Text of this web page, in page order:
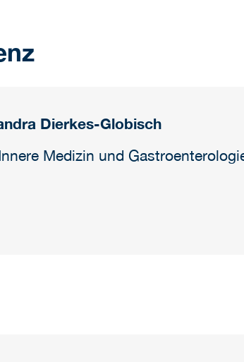
Dierkes-Globisch
Medizin und